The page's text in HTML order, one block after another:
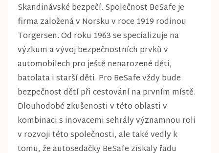
Skandinávské bezpečí. Společnost BeSafe je
firma založená v Norsku v roce 1919 rodinou
Torgersen. Od roku 1963 se specializuje na
výzkum a vývoj bezpečnostních prvků v
automobilech pro ještě nenarozené děti,
batolata i starší děti. Pro BeSafe vždy bude
bezpečnost dětí při cestování na prvním místě.
Dlouhodobé zkušenosti v této oblasti v
kombinaci s inovacemi sehrály významnou roli
v rozvoji této společnosti, ale také vedly k
tomu, že autosedačky BeSafe získaly řadu